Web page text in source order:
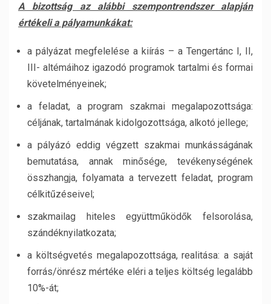
A bizottság az alábbi szempontrendszer alapján
értékeli a pályamunkákat:
a pályázat megfelelése a kiírás – a Tengertánc I, II,
III- altémáihoz igazodó programok tartalmi és formai
követelményeinek;
a feladat, a program szakmai megalapozottsága:
céljának, tartalmának kidolgozottsága, alkotó jellege;
a pályázó eddig végzett szakmai munkásságának
bemutatása, annak minősége, tevékenységének
összhangja, folyamata a tervezett feladat, program
célkitűzéseivel;
szakmailag hiteles együttműködők felsorolása,
szándéknyilatkozata;
a költségvetés megalapozottsága, realitása: a saját
forrás/önrész mértéke eléri a teljes költség legalább
10%-át;